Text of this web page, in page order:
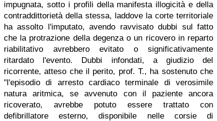
impugnata, sotto i profili della manifesta illogicità e della
contraddittorietà della stessa, laddove la corte territoriale
ha assolto l'imputato, avendo ravvisato dubbi sul fatto
che la protrazione della degenza o un ricovero in reparto
riabilitativo avrebbero evitato o significativamente
ritardato l'evento. Dubbi infondati, a giudizio del
ricorrente, atteso che il perito, prof. T., ha sostenuto che
"l'episodio di arresto cardiaco terminale di verosimile
natura aritmica, se avvenuto con il paziente ancora
ricoverato, avrebbe potuto essere trattato con
defibrillatore esterno, disponibile nelle corsie di